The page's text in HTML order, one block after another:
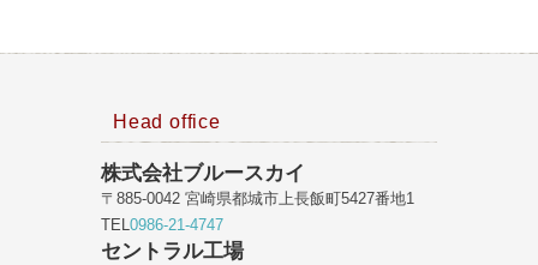
Head office
株式会社ブルースカイ
〒885-0042 宮崎県都城市上長飯町5427番地1
TEL0986-21-4747
セントラル工場